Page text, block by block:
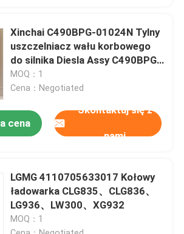
Xinchai C490BPG-01024N Tylny
uszczelniacz wału korbowego
do silnika Diesla Assy C490BPG,
4D27G31, 495BPG, 498
MOQ：1
Cena：Negotiated
cena
Skontaktuj się z
nami
LGMG 4110705633017 Kołowy
ładowarka CLG835、CLG836、
LG936、LW300、XG932
MOQ：1